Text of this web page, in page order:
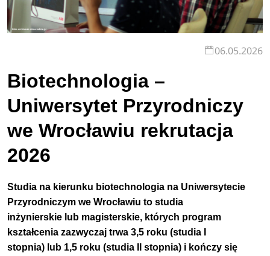
06.05.2026
Biotechnologia –
Uniwersytet Przyrodniczy
we Wrocławiu rekrutacja
2026
Studia na kierunku biotechnologia na Uniwersytecie
Przyrodniczym we Wrocławiu to studia
inżynierskie lub magisterskie, których program
kształcenia zazwyczaj trwa 3,5 roku (studia I
stopnia) lub 1,5 roku (studia II stopnia) i kończy się